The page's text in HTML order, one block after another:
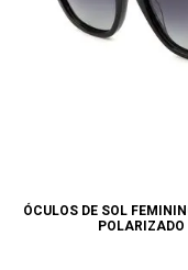
ÓCULOS DE SOL
POLARIZADO